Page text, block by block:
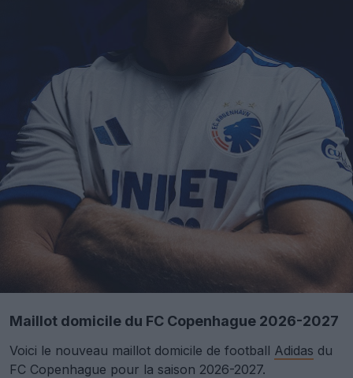
Maillot domicile du FC Copenhague 2026-2027
Voici le nouveau maillot domicile de football Adidas du
FC Copenhague pour la saison 2026-2027.